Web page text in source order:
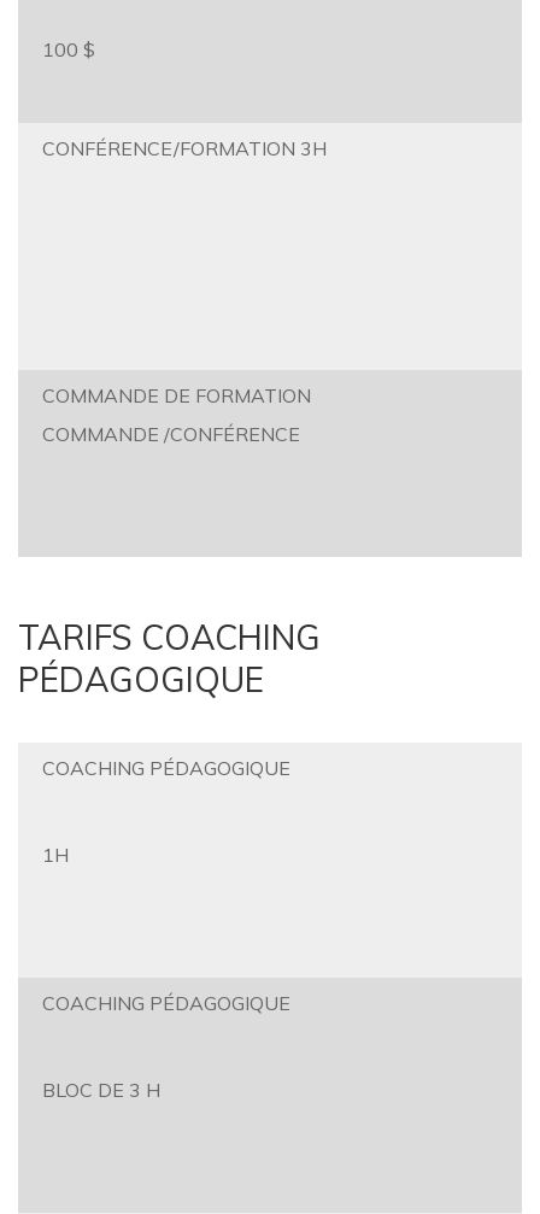
100 $
CONFÉRENCE/FORMATION 3H
COMMANDE DE FORMATION
COMMANDE /CONFÉRENCE
TARIFS COACHING
PÉDAGOGIQUE
COACHING PÉDAGOGIQUE
1H
COACHING PÉDAGOGIQUE
BLOC DE 3 H